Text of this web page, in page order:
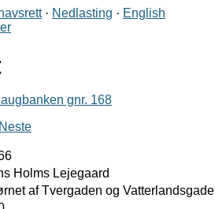
· Nedlasting · English
gnr. 168
Neste
Holms Lejegaard
af Tvergaden og